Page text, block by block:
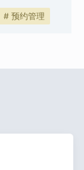
# 预约管理